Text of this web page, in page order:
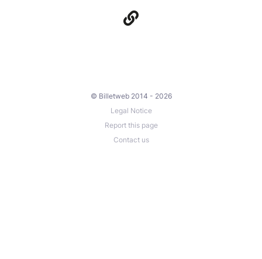
© Billetweb 2014 - 2026
Legal Notice
Report this page
Contact us